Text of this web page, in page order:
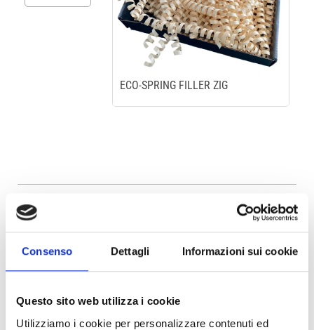
Consenso Dettagli Informazioni sui cookie
Questo sito web utilizza i cookie
Utilizziamo i cookie per personalizzare contenuti ed
ECO-SPRING FILLER ZIG